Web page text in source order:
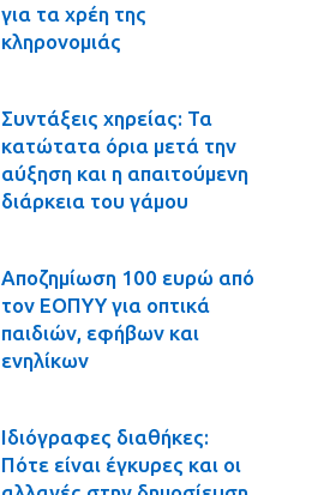
για τα χρέη της
κληρονομιάς
Συντάξεις χηρείας: Τα
κατώτατα όρια μετά την
αύξηση και η απαιτούμενη
διάρκεια του γάμου
Αποζημίωση 100 ευρώ από
τον ΕΟΠΥΥ για οπτικά
παιδιών, εφήβων και
ενηλίκων
Ιδιόγραφες διαθήκες:
Πότε είναι έγκυρες και οι